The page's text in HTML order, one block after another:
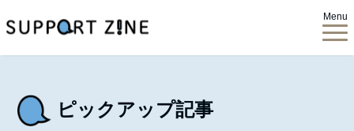
Menu
ピックアップ記事